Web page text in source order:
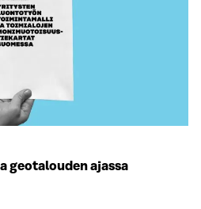
geotalouden ajassa